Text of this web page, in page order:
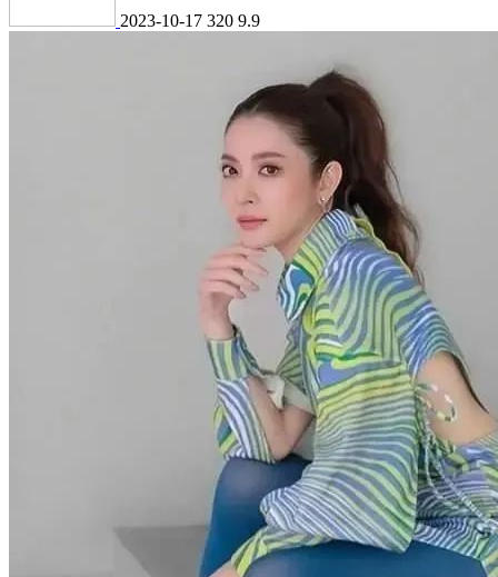
2023-10-17 320 9.9